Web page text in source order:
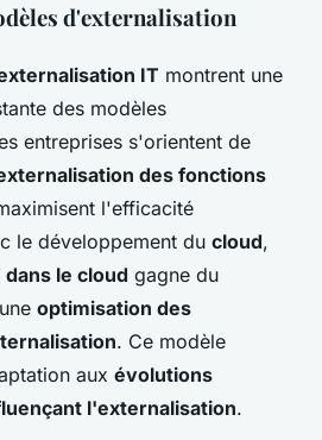
d'externalisation
IT montrent une
des modèles
entreprises s'orientent de
des fonctions
l'efficacité
le développement du cloud,
le cloud gagne du
optimisation des
. Ce modèle
aux évolutions
l'externalisation.